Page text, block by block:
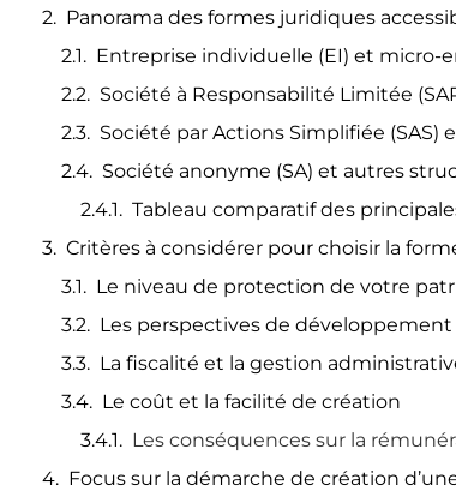
Panorama des formes juridiques
Entreprise individuelle (EI) et micro-
Société à Responsabilité Limitée
Société par Actions Simplifiée (SAS)
Société anonyme (SA) et autres
Tableau comparatif des
Critères à considérer pour choisir la
Le niveau de protection de votre
Les perspectives de développement
La fiscalité et la gestion
Le coût et la facilité de création
Les conséquences sur la
Focus sur la démarche de création